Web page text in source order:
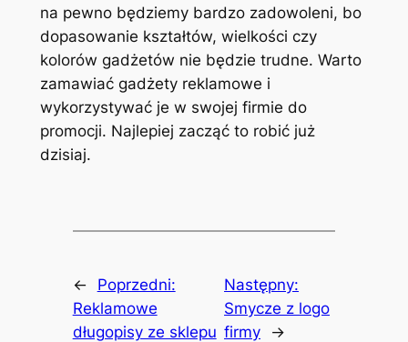
na pewno będziemy bardzo zadowoleni, bo
dopasowanie kształtów, wielkości czy
kolorów gadżetów nie będzie trudne. Warto
zamawiać gadżety reklamowe i
wykorzystywać je w swojej firmie do
promocji. Najlepiej zacząć to robić już
dzisiaj.
←
Poprzedni:
Reklamowe
długopisy ze sklepu
Następny:
Smycze z logo
firmy
→